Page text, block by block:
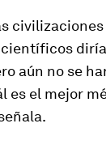
aún no se
es el mejor